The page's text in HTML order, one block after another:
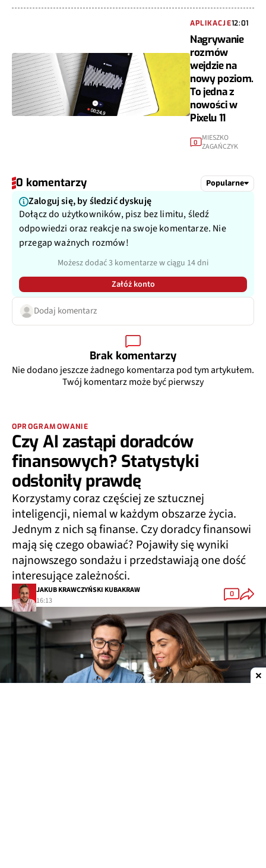
APLIKACJE12:01
Nagrywanie
rozmów
wejdzie na
nowy poziom.
To jedna z
nowości w
Pixelu 11
0
MIESZKO
ZAGAŃCZYK
0 komentarzy Popularne
Zaloguj się, by śledzić dyskuję
Dołącz do użytkowników, pisz bez limitu, śledź
odpowiedzi oraz reakcje na swoje komentarze. Nie
przegap ważnych rozmów!
Możesz dodać 3 komentarze w ciągu 14 dni
Załóż konto
Dodaj komentarz
Brak komentarzy
Nie dodano jeszcze żadnego komentarza pod tym artykułem.
Twój komentarz może być pierwszy
OPROGRAMOWANIE
Czy AI zastąpi doradców
finansowych? Statystyki
odsłoniły prawdę
Korzystamy coraz częściej ze sztucznej
inteligencji, niemal w każdym obszarze życia.
Jednym z nich są finanse. Czy doradcy finansowi
mają się czego obawiać? Pojawiły się wyniki
najnowszego sondażu i przedstawiają one dość
interesujące zależności.
JAKUB KRAWCZYŃSKI KUBAKRAW
16:13
0